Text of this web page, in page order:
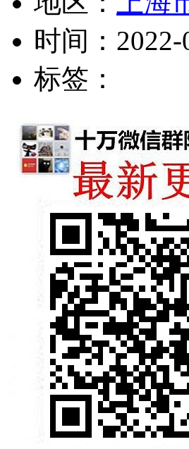
时间： 2022-
标签：